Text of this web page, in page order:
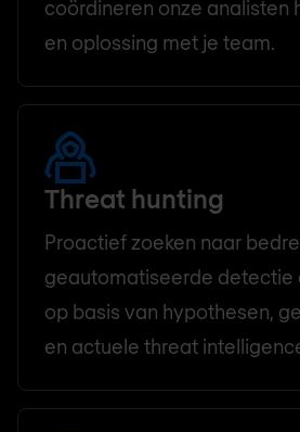
coördineren onze analisten
en oplossing met je team.
Threat hunting
Proactief zoeken naar
geautomatiseerde detectie
op basis van hypothesen,
en actuele threat